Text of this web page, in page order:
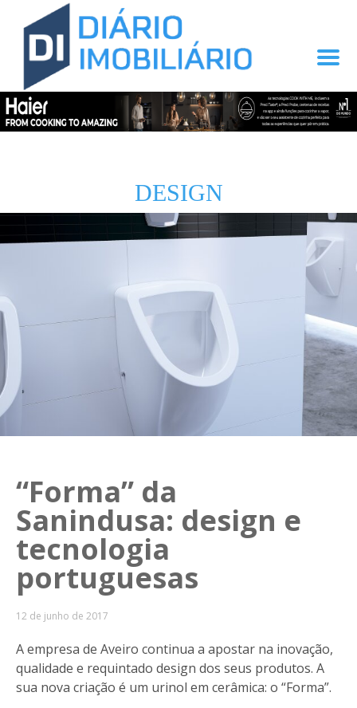
DESIGN
“Forma” da
Sanindusa: design e
tecnologia
portuguesas
12 de junho de 2017
A empresa de Aveiro continua a apostar na inovação,
qualidade e requintado design dos seus produtos. A
sua nova criação é um urinol em cerâmica: o “Forma”.